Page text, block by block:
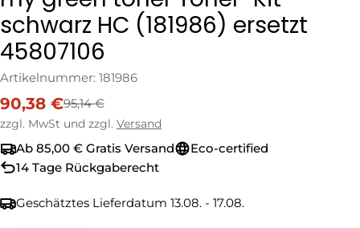
schwarz HC (181986) ersetzt
45807106
Artikelnummer: 181986
Verkaufspreis
90,38 €
Regulärer
Preis
95,14 €
zzgl. MwSt und zzgl. Versand
Ab 85,00 € Gratis Versand
Eco-certified
14 Tage Rückgaberecht
Geschätztes Lieferdatum 13.08. - 17.08.